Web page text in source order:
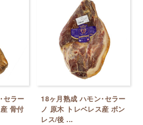
セラー
骨付
18ヶ月熟成 ハモン･セラー
ノ 原木 トレベレス産 ボン
レス/後 ...